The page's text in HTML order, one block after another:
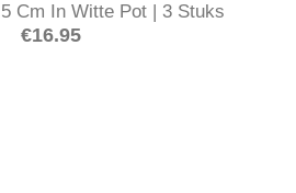
Cm In Witte Pot | 3 Stuks
€16.95